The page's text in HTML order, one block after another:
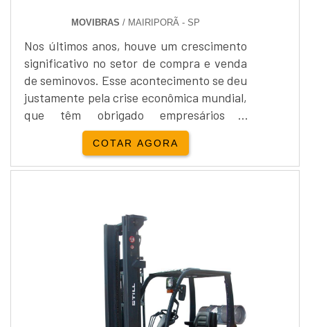
MOVIBRAS / MAIRIPORÃ - SP
Nos últimos anos, houve um crescimento
significativo no setor de compra e venda
de seminovos. Esse acontecimento se deu
justamente pela crise econômica mundial,
que têm obrigado empresários a
repensarem seus gastos e adotarem
práticas com o objetivo de alongar a vida
útil de seus produtos equipamentos, por
empresas do setor industrial vêm
buscando por empilhadeira Still ...
COTAR AGORA